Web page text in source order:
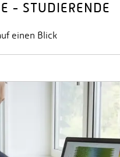
- STUDIERENDE
einen Blick